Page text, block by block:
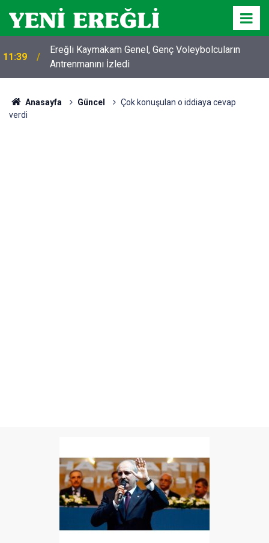
11:39
Ereğli Kaymakam Genel, Genç Voleybolcuların
Antrenmanını İzledi
Anasayfa Güncel
Çok konuşulan o iddiaya cevap
verdi